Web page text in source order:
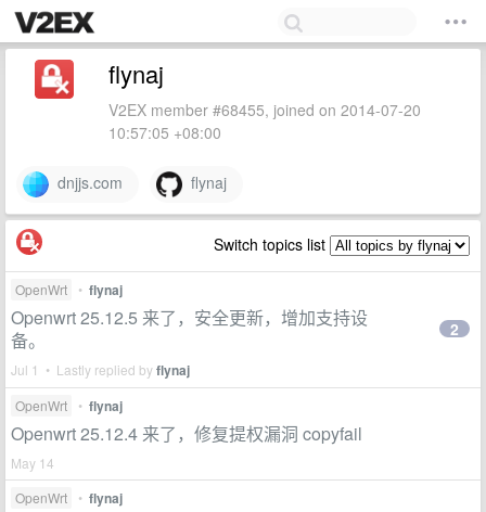
flynaj
V2EX member #68455, joined on 2014-07-20
10:57:05 +08:00
dnjjs.com flynaj
Switch topics list
OpenWrt • flynaj
Openwrt 25.12.5 来了，安全更新，增加支持设
备。
Jul 1 • Lastly replied byflynaj
2
OpenWrt • flynaj
Openwrt 25.12.4 来了，修复提权漏洞 copyfail
May 14
OpenWrt
• flynaj